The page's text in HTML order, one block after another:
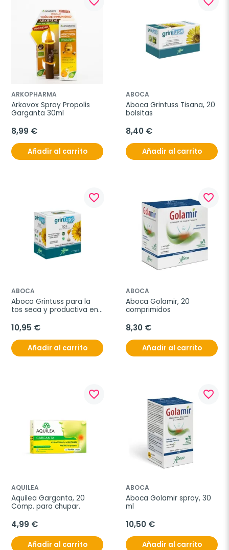
ARKOPHARMA
Arkovox Spray Propolis
Garganta 30ml
8,99 €
Añadir al carrito
ABOCA
Aboca Grintuss Tisana, 20
bolsitas
8,40 €
Añadir al carrito
favorite_border
ABOCA
Aboca Grintuss para la
tos seca y productiva en
10,95 €
Añadir al carrito
favorite_border
ABOCA
Aboca Golamir, 20
comprimidos
8,30 €
Añadir al carrito
favorite_border
AQUILEA
Aquilea Garganta, 20
Comp. para chupar.
4,99 €
Añadir al carrito
favorite_border
ABOCA
Aboca Golamir spray, 30
ml
10,50 €
Añadir al carrito